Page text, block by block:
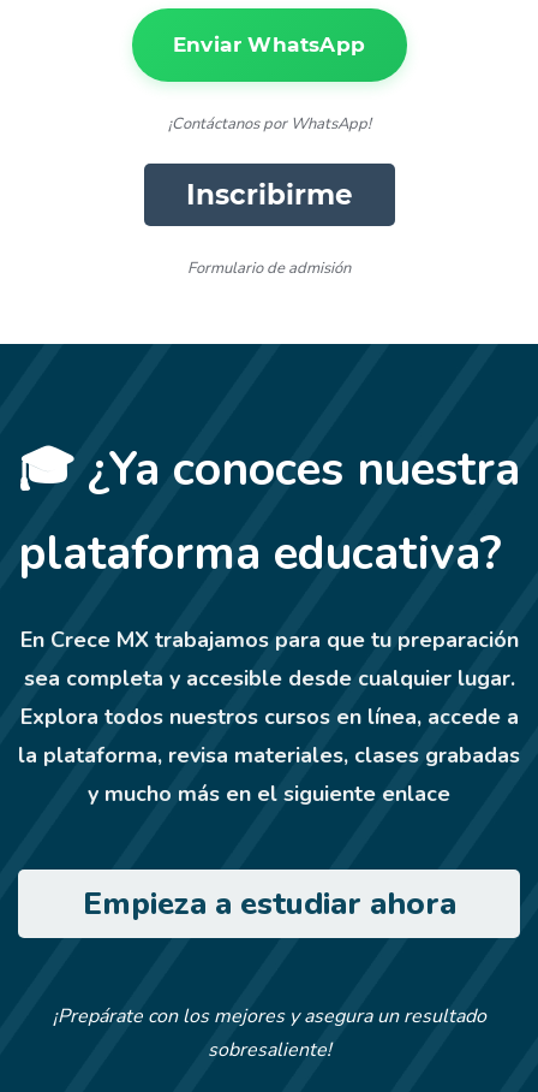
Enviar WhatsApp
¡Contáctanos por WhatsApp!
Inscribirme
Formulario de admisión
🎓 ¿Ya conoces nuestra
plataforma educativa?
En Crece MX trabajamos para que tu preparación
sea completa y accesible desde cualquier lugar.
Explora todos nuestros cursos en línea, accede a
la plataforma, revisa materiales, clases grabadas
y mucho más en el siguiente enlace
Empieza a estudiar ahora
¡Prepárate con los mejores y asegura un resultado
sobresaliente!